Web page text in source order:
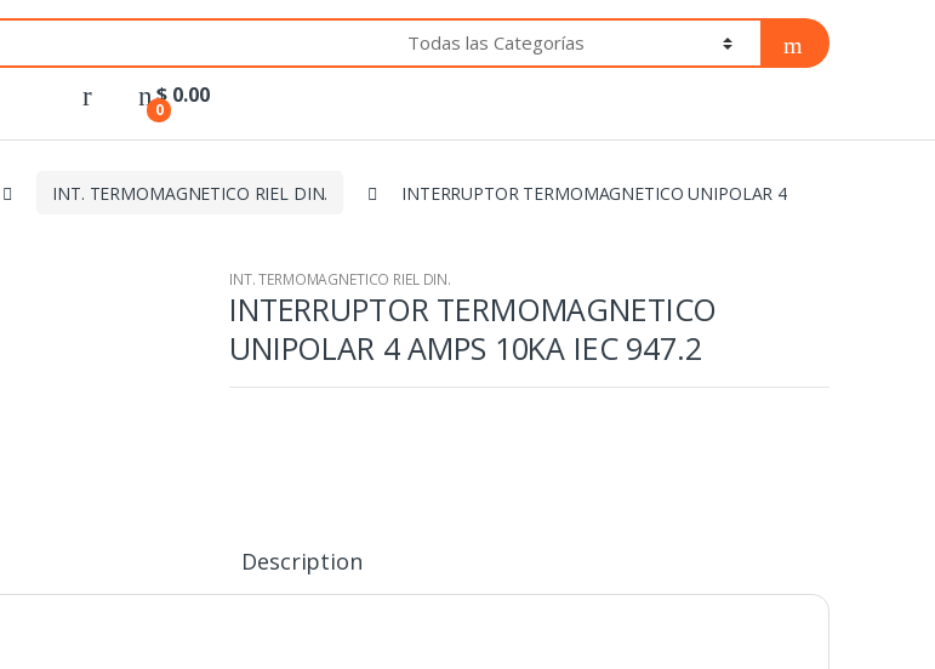
0
$ 0.00
INT. TERMOMAGNETICO RIEL DIN.
INTERRUPTOR TERMOMAGNETICO UNIPOLAR 4
INT. TERMOMAGNETICO RIEL DIN.
INTERRUPTOR TERMOMAGNETICO
UNIPOLAR 4 AMPS 10KA IEC 947.2
Description